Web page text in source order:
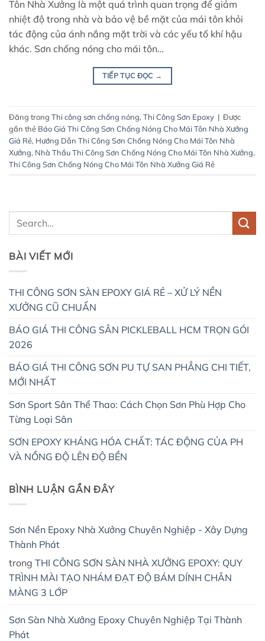
Tôn Nhà Xưởng là một quá trình quan trọng để giảm
nhiệt độ trong nhà và bảo vệ bề mặt của mái tôn khỏi
tác động của ánh nắng mặt trời và các yếu tố khí hậu
khác. Sơn chống nóng cho mái tôn…
TIẾP TỤC ĐỌC →
Đăng trong Thi công sơn chống nóng, Thi Công Sơn Epoxy | Được
gắn thẻ Báo Giá Thi Công Sơn Chống Nóng Cho Mái Tôn Nhà Xưởng
Giá Rẻ, Hướng Dẫn Thi Công Sơn Chống Nóng Cho Mái Tôn Nhà
Xưởng, Nhà Thầu Thi Công Sơn Chống Nóng Cho Mái Tôn Nhà Xưởng,
Thi Công Sơn Chống Nóng Cho Mái Tôn Nhà Xưởng Giá Rẻ
BÀI VIẾT MỚI
THI CÔNG SƠN SÀN EPOXY GIÁ RẺ – XỬ LÝ NỀN
XƯỞNG CŨ CHUẨN
BÁO GIÁ THI CÔNG SÂN PICKLEBALL HCM TRỌN GÓI
2026
BÁO GIÁ THI CÔNG SƠN PU TỰ SAN PHẲNG CHI TIẾT,
MỚI NHẤT
Sơn Sport Sân Thể Thao: Cách Chọn Sơn Phù Hợp Cho
Từng Loại Sân
SƠN EPOXY KHÁNG HÓA CHẤT: TÁC ĐỘNG CỦA PH
VÀ NỒNG ĐỘ LÊN ĐỘ BỀN
BÌNH LUẬN GẦN ĐÂY
Sơn Nền Epoxy Nhà Xưởng Chuyên Nghiệp - Xây Dựng
Thành Phát
trong THI CÔNG SƠN SÀN NHÀ XƯỞNG EPOXY: QUY
TRÌNH MÀI TẠO NHÁM ĐẠT ĐỘ BÁM DÍNH CHÂN
MÀNG 3 LỚP
Sơn Sàn Nhà Xưởng Epoxy Chuyên Nghiệp Tại Thành
Phát